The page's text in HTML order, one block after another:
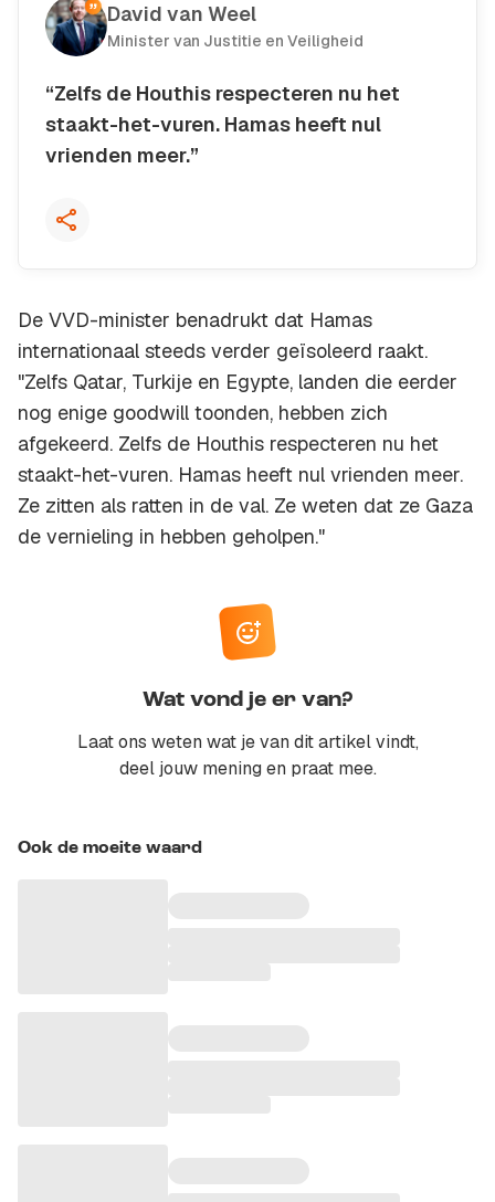
David van Weel
Minister van Justitie en Veiligheid
“Zelfs de Houthis respecteren nu het
staakt-het-vuren. Hamas heeft nul
vrienden meer.”
Kopieer quote
De VVD-minister benadrukt dat Hamas
internationaal steeds verder geïsoleerd raakt.
"Zelfs Qatar, Turkije en Egypte, landen die eerder
nog enige goodwill toonden, hebben zich
afgekeerd. Zelfs de Houthis respecteren nu het
staakt-het-vuren. Hamas heeft nul vrienden meer.
Ze zitten als ratten in de val. Ze weten dat ze Gaza
de vernieling in hebben geholpen."
Wat vond je er van?
Laat ons weten wat je van dit artikel vindt,
deel jouw mening en praat mee.
Ook de moeite waard